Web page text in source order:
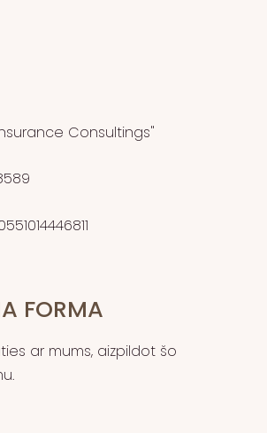
Consultings"
FORMA
ar mums, aizpildot šo